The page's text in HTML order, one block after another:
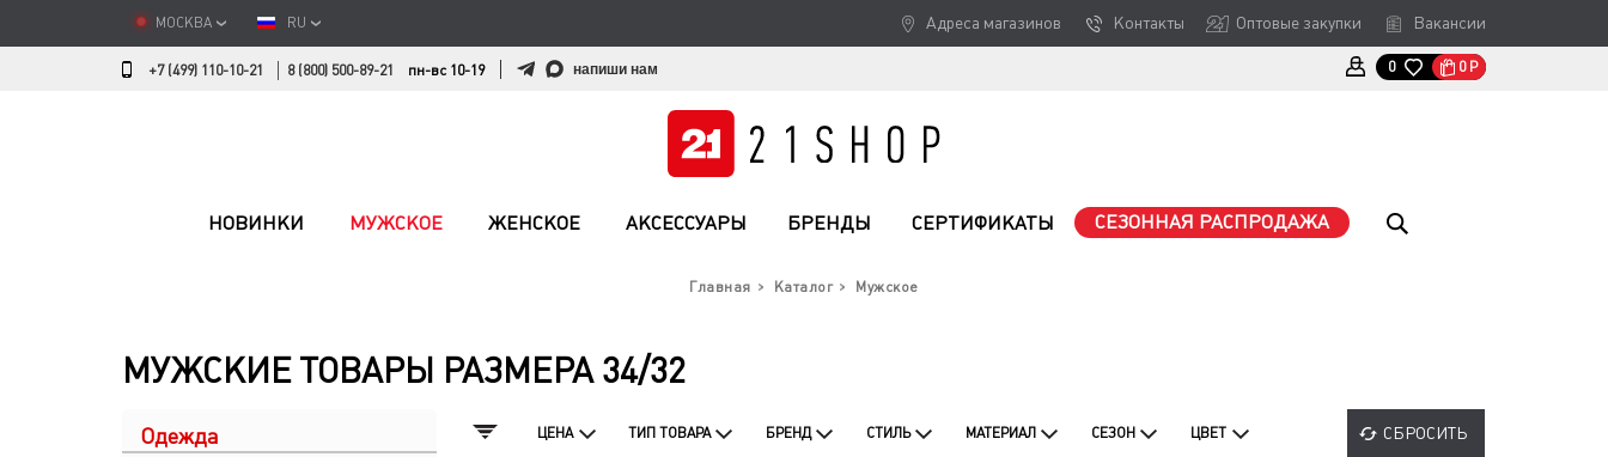
МОСКВА RU Адреса магазинов Контакты Оптовые закупки Вакансии
+7 (499) 110-10-21 8 (800) 500-89-21 пн-вс 10-19 напиши нам 0 0 Р
НОВИНКИ МУЖСКОЕ ЖЕНСКОЕ АКСЕССУАРЫ БРЕНДЫ СЕРТИФИКАТЫ СЕЗОННАЯ РАСПРОДАЖА
Главная Каталог Мужское
МУЖСКИЕ ТОВАРЫ РАЗМЕРА 34/32
Одежда ЦЕНА ТИП ТОВАРА БРЕНД СТИЛЬ МАТЕРИАЛ СЕЗОН ЦВЕТ СБРОСИТЬ